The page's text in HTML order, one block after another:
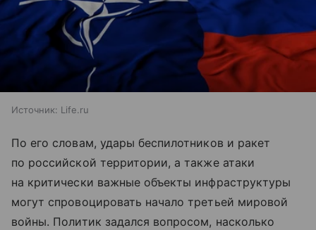
Источник: Life.ru
По его словам, удары беспилотников и ракет
по российской территории, а также атаки
на критически важные объекты инфраструктуры
могут спровоцировать начало третьей мировой
войны. Политик задался вопросом, насколько